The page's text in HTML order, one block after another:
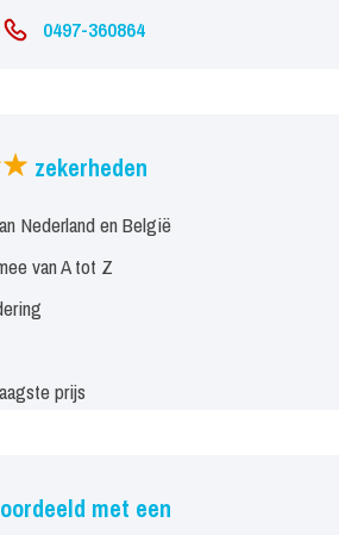
0497-360864
zekerheden
Nederland en België
van A tot Z
prijs
met een